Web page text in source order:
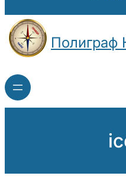
Полиграф